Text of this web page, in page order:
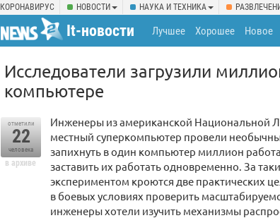
КОРОНАВИРУС НОВОСТИ НАУКА И ТЕХНИКА
It-новости Лучшее Хорошее Новое
Исследователи загрузили
компьютере
отметили
22
человека
в архиве
Инженеры из американской Национальной
местный суперкомпьютер провели
запихнуть в один компьютер миллион
заставить их работать одновременно. За
экспериментом кроются две практических
в боевых условиях проверить
инженеры хотели изучить механизмы